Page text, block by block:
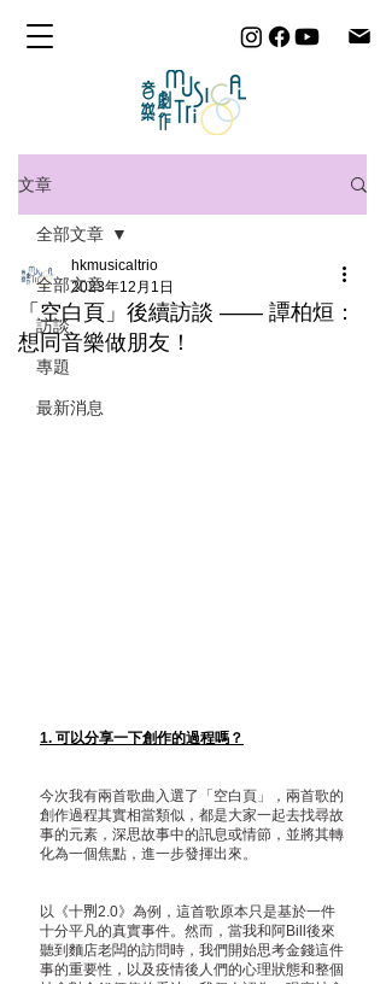
文章
全部文章
訪談
專題
最新消息
全部文章
「空白 頁」後續訪談 —— 譚柏烜：
想同音樂做朋友！
hkmusicaltrio
2023年12月1日
1. 可以分享一下創作的過程嗎？
今次我有兩首歌曲入選了「空白頁」，兩首歌的
創作過程其實相當類似，都是大家一起去找尋故
事的元素，深思故事中的訊息或情節，並將其轉
化為一個焦點，進一步發揮出來。
以《十𠝹2.0》為例，這首歌原本只是基於一件
十分平凡的真實事件。然而，當我和阿Bill後來
聽到麵店老闆的訪問時，我們開始思考金錢這件
事的重要性，以及疫情後人們的心理狀態和整個